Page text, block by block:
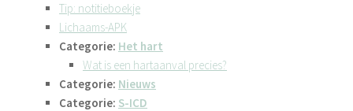
Tip: notitieboekje
Lichaams-APK
Categorie: Het hart
Wat is een hartaanval precies?
Categorie: Nieuws
Categorie: S-ICD